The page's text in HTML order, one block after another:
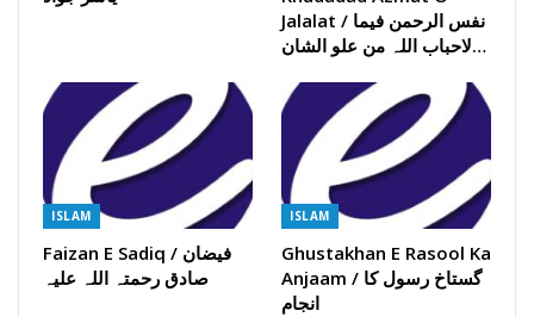
Jalalat / نفس الرحمن فیما
لاحباب اللہ من علو الشان…
ISLAM
Faizan E Sadiq / فیضان
صادق رحمتہ اللہ علیہ
ISLAM
Ghustakhan E Rasool Ka
Anjaam / گستاخ رسول کا
انجام